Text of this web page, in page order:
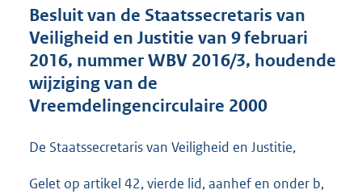
d
s
g
o
t
Besluit van de Staatssecretaris van
Veiligheid en Justitie van 9 februari
2016, nummer WBV 2016/3, houdende
wijziging van de
Vreemdelingencirculaire 2000
De Staatssecretaris van Veiligheid en Justitie,
Gelet op artikel 42, vierde lid, aanhef en onder b,